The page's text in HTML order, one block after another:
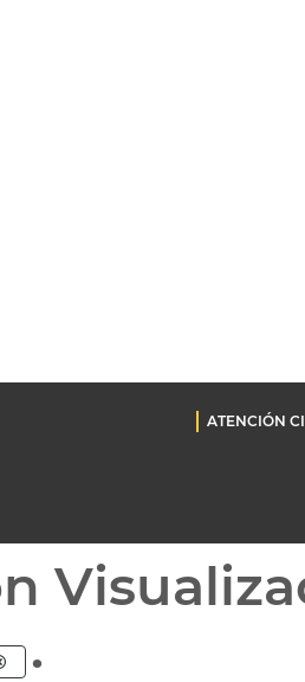
ATENCIÓN
.